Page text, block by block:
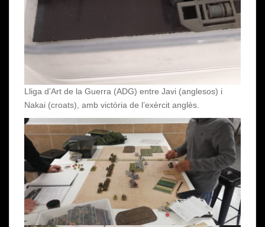
Lliga d’Art de la Guerra (ADG) entre Javi (anglesos) i
Nakai (croats), amb victòria de l’exèrcit anglès.